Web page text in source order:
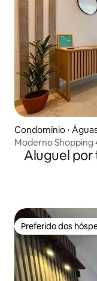
Condomínio ⋅
Moderno Shopping
Aluguel por
Preferido dos
Preferido dos